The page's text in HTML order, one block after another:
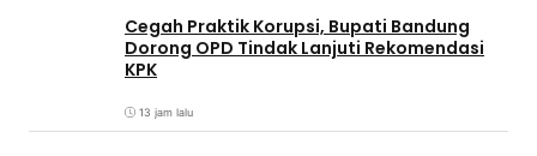
Cegah Praktik Korupsi, Bupati Bandung
Dorong OPD Tindak Lanjuti Rekomendasi
KPK
13 jam lalu